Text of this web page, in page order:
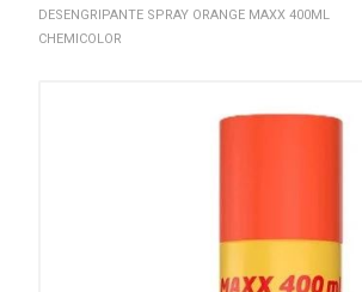
DESENGRIPANTE SPRAY ORANGE MAXX 400ML
CHEMICOLOR